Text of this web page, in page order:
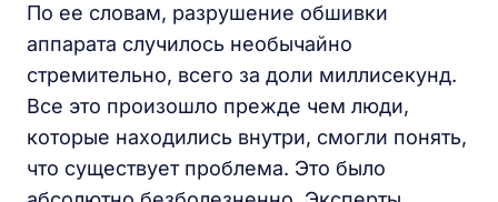
По ее словам, разрушение обшивки
аппарата случилось необычайно
стремительно, всего за доли миллисекунд.
Все это произошло прежде чем люди,
которые находились внутри, смогли понять,
что существует проблема. Это было